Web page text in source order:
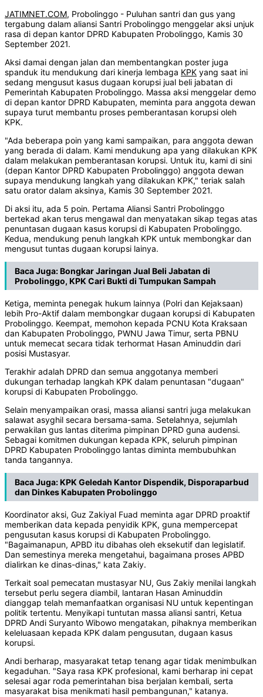
JATIMNET.COM, Probolinggo - Puluhan santri dan gus yang
tergabung dalam aliansi Santri Probolinggo menggelar aksi unjuk
rasa di depan kantor DPRD Kabupaten Probolinggo, Kamis 30
September 2021.
Aksi damai dengan jalan dan membentangkan poster juga
spanduk itu mendukung dari kinerja lembaga KPK yang saat ini
sedang mengusut kasus dugaan korupsi jual beli jabatan di
Pemerintah Kabupaten Probolinggo. Massa aksi menggelar demo
di depan kantor DPRD Kabupaten, meminta para anggota dewan
supaya turut membantu proses pemberantasan korupsi oleh
KPK.
"Ada beberapa poin yang kami sampaikan, para anggota dewan
yang berada di dalam. Kami mendukung apa yang dilakukan KPK
dalam melakukan pemberantasan korupsi. Untuk itu, kami di sini
(depan Kantor DPRD Kabupaten Probolinggo) anggota dewan
supaya mendukung langkah yang dilakukan KPK," teriak salah
satu orator dalam aksinya, Kamis 30 September 2021.
Di aksi itu, ada 5 poin. Pertama Aliansi Santri Probolinggo
bertekad akan terus mengawal dan menyatakan sikap tegas atas
penuntasan dugaan kasus korupsi di Kabupaten Probolinggo.
Kedua, mendukung penuh langkah KPK untuk membongkar dan
mengusut tuntas dugaan korupsi lainya.
Baca Juga:Bongkar Jaringan Jual Beli Jabatan di
Probolinggo, KPK Cari Bukti di Tumpukan Sampah
Ketiga, meminta penegak hukum lainnya (Polri dan Kejaksaan)
lebih Pro-Aktif dalam membongkar dugaan korupsi di Kabupaten
Probolinggo. Keempat, memohon kepada PCNU Kota Kraksaan
dan Kabupaten Probolinggo, PWNU Jawa Timur, serta PBNU
untuk memecat secara tidak terhormat Hasan Aminuddin dari
posisi Mustasyar.
Terakhir adalah DPRD dan semua anggotanya memberi
dukungan terhadap langkah KPK dalam penuntasan "dugaan"
korupsi di Kabupaten Probolinggo.
Selain menyampaikan orasi, massa aliansi santri juga melakukan
salawat asyghil secara bersama-sama. Setelahnya, sejumlah
perwakilan gus lantas diterima pimpinan DPRD guna audensi.
Sebagai komitmen dukungan kepada KPK, seluruh pimpinan
DPRD Kabupaten Probolinggo lantas diminta membubuhkan
tanda tangannya.
Baca Juga:KPK Geledah Kantor Dispendik, Disporaparbud
dan Dinkes Kabupaten Probolinggo
Koordinator aksi, Guz Zakiyal Fuad meminta agar DPRD proaktif
memberikan data kepada penyidik KPK, guna mempercepat
pengusutan kasus korupsi di Kabupaten Probolinggo.
"Bagaimanapun, APBD itu dibahas oleh eksekutif dan legislatif.
Dan semestinya mereka mengetahui, bagaimana proses APBD
dialirkan ke dinas-dinas," kata Zakiy.
Terkait soal pemecatan mustasyar NU, Gus Zakiy menilai langkah
tersebut perlu segera diambil, lantaran Hasan Aminuddin
dianggap telah memanfaatkan organisasi NU untuk kepentingan
politik tertentu. Menyikapi tuntutan massa aliansi santri, Ketua
DPRD Andi Suryanto Wibowo mengatakan, pihaknya memberikan
keleluasaan kepada KPK dalam pengusutan, dugaan kasus
korupsi.
Andi berharap, masyarakat tetap tenang agar tidak menimbulkan
kegaduhan. "Saya rasa KPK profesional, kami berharap ini cepat
selesai agar roda pemerintahan bisa berjalan kembali, serta
masyarakat bisa menikmati hasil pembangunan," katanya.